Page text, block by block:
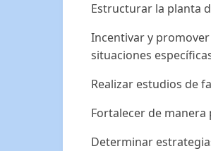
Estructurar la planta
Incentivar y
situaciones
Realizar estudios de
Fortalecer de
Determinar